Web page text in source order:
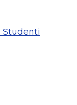
Studenti